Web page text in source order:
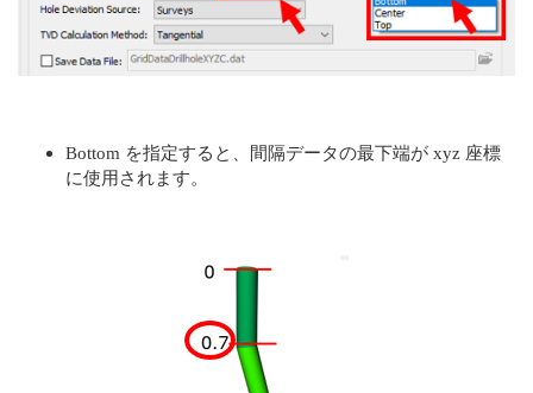
Bottom を指定すると、間隔データの最下端が xyz 座標
に使用されます。